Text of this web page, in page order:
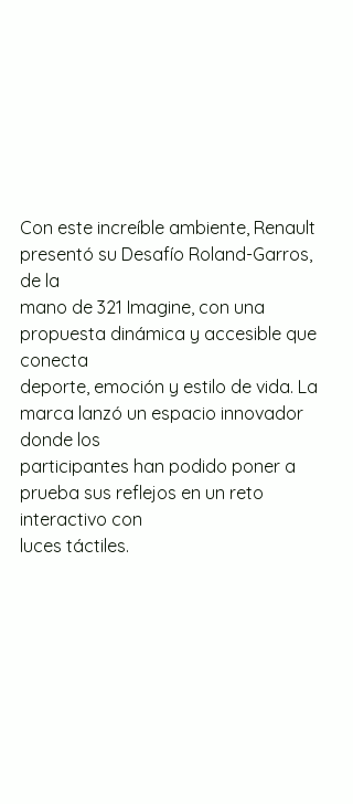
Con este increíble ambiente, Renault
presentó su Desafío Roland-Garros,
de la
mano de 321 Imagine, con una
propuesta dinámica y accesible que
conecta
deporte, emoción y estilo de vida. La
marca lanzó un espacio innovador
donde los
participantes han podido poner a
prueba sus reflejos en un reto
interactivo con
luces táctiles.